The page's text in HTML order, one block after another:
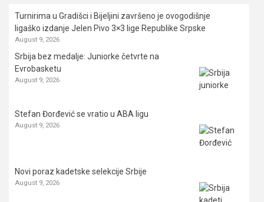
Turnirima u Gradišci i Bijeljini završeno je ovogodišnje
ligaško izdanje Jelen Pivo 3×3 lige Republike Srpske
August 9, 2026
Srbija bez medalje: Juniorke četvrte na
Evrobasketu
August 9, 2026
Stefan Đorđević se vratio u ABA ligu
August 9, 2026
Novi poraz kadetske selekcije Srbije
August 9, 2026